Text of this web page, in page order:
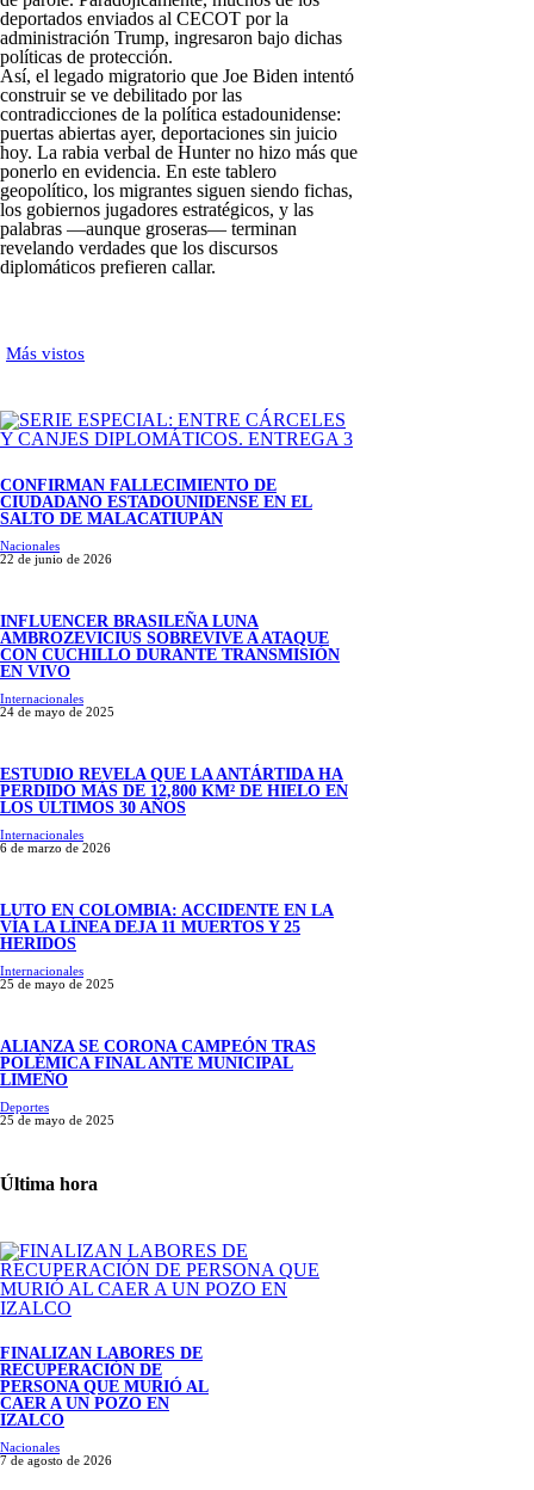
deportados enviados al CECOT por la
administración Trump, ingresaron bajo dichas
políticas de protección.
Así, el legado migratorio que Joe Biden intentó
construir se ve debilitado por las
contradicciones de la política estadounidense:
puertas abiertas ayer, deportaciones sin juicio
hoy. La rabia verbal de Hunter no hizo más que
ponerlo en evidencia. En este tablero
geopolítico, los migrantes siguen siendo fichas,
los gobiernos jugadores estratégicos, y las
palabras —aunque groseras— terminan
revelando verdades que los discursos
diplomáticos prefieren callar.
Más vistos
CONFIRMAN FALLECIMIENTO DE
CIUDADANO ESTADOUNIDENSE EN EL
SALTO DE MALACATIUPÁN
Nacionales
22 de junio de 2026
INFLUENCER BRASILEÑA LUNA
AMBROZEVICIUS SOBREVIVE A ATAQUE
CON CUCHILLO DURANTE TRANSMISIÓN
EN VIVO
Internacionales
24 de mayo de 2025
ESTUDIO REVELA QUE LA ANTÁRTIDA HA
PERDIDO MÁS DE 12,800 KM² DE HIELO EN
LOS ÚLTIMOS 30 AÑOS
Internacionales
6 de marzo de 2026
LUTO EN COLOMBIA: ACCIDENTE EN LA
VÍA LA LÍNEA DEJA 11 MUERTOS Y 25
HERIDOS
Internacionales
25 de mayo de 2025
ALIANZA SE CORONA CAMPEÓN TRAS
POLÉMICA FINAL ANTE MUNICIPAL
LIMEÑO
Deportes
25 de mayo de 2025
Última hora
FINALIZAN LABORES DE
RECUPERACIÓN DE
PERSONA QUE MURIÓ AL
CAER A UN POZO EN
IZALCO
Nacionales
7 de agosto de 2026